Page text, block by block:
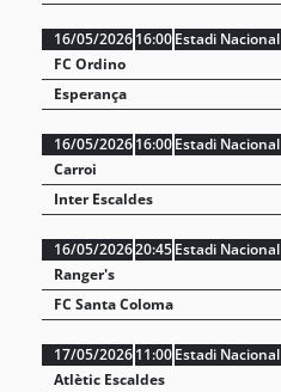
16/05/202616:00Estadi Nacional
FC Ordino
Esperança
16/05/202616:00Estadi Nacional
Carroi
Inter Escaldes
16/05/202620:45Estadi Nacional
Ranger's
FC Santa Coloma
17/05/202611:00Estadi Nacional
Atlètic Escaldes